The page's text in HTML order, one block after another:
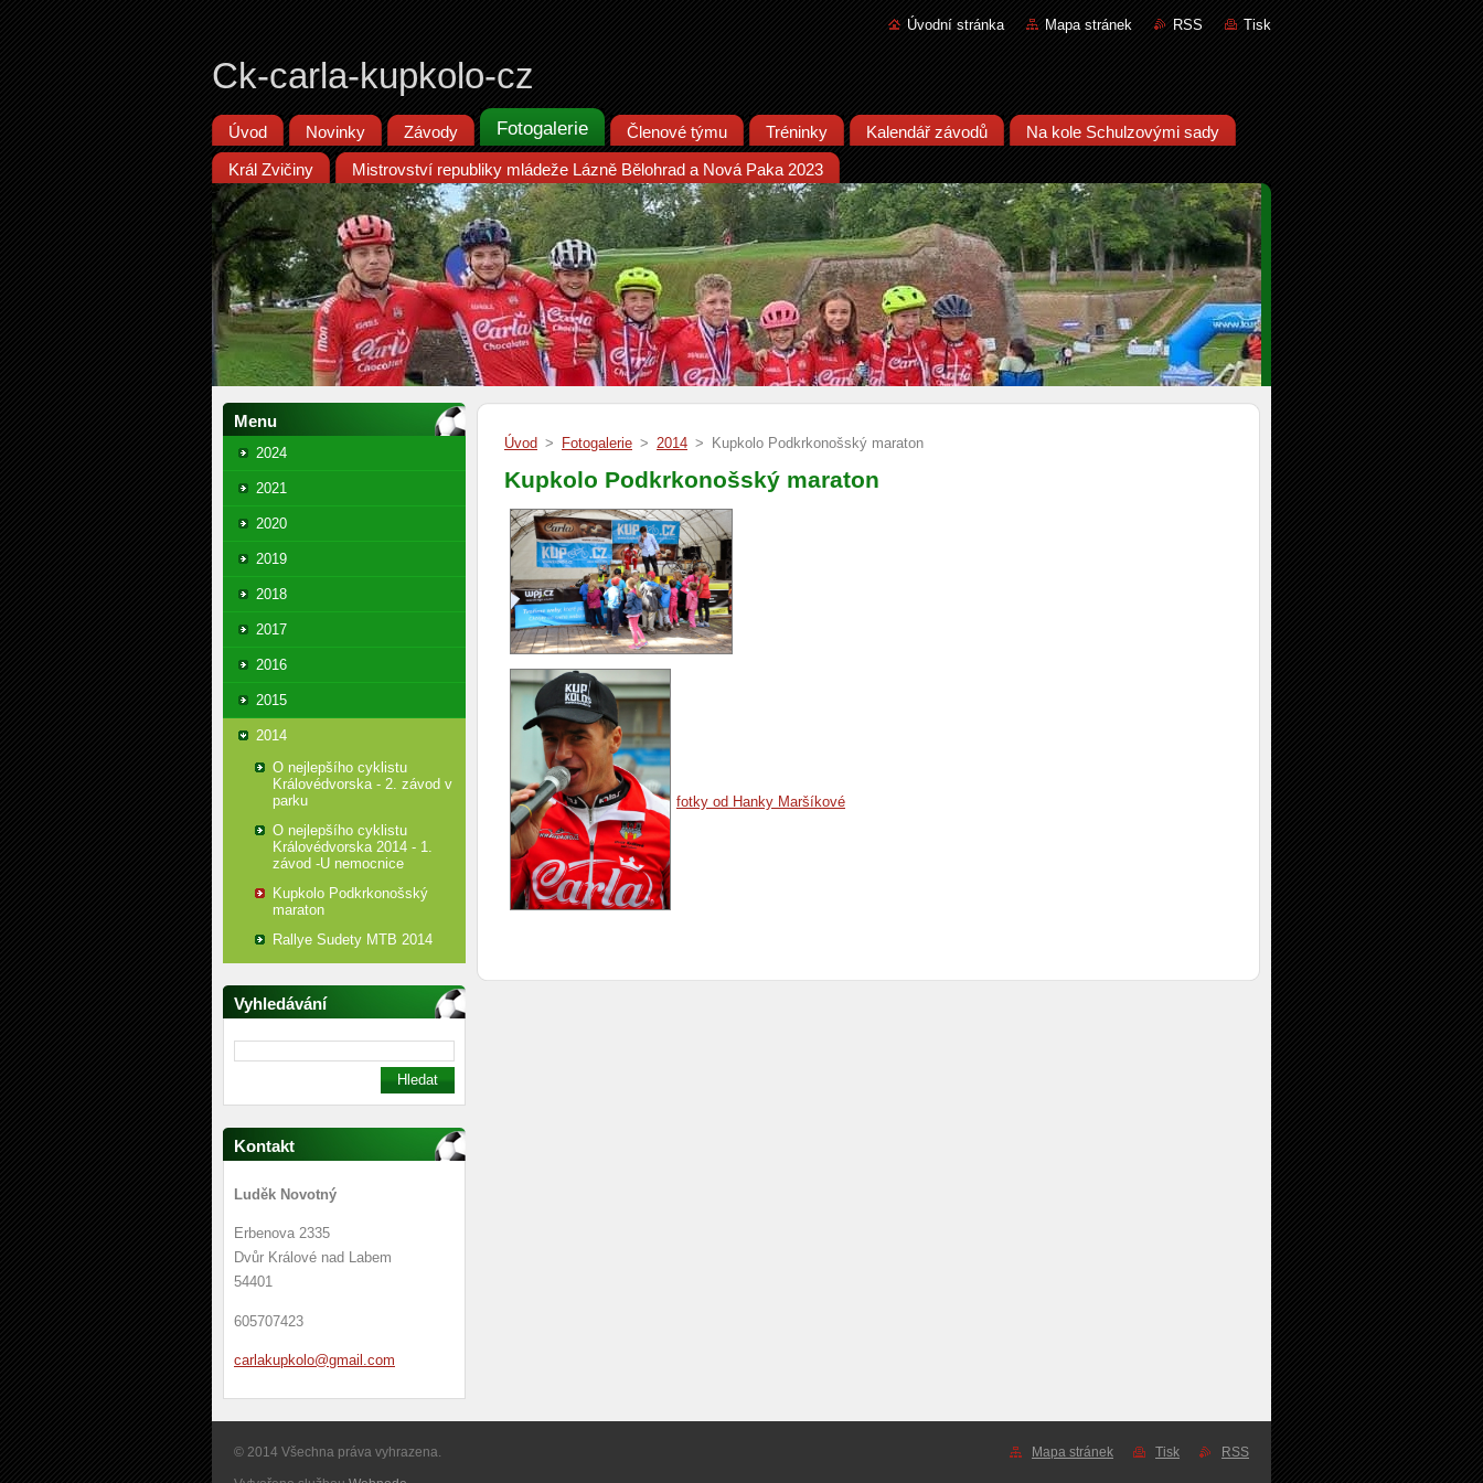
Úvodní stránka Mapa stránek RSS Tisk
Ck-carla-kupkolo-cz
Úvod Novinky Závody Fotogalerie Členové týmu Tréninky Kalendář závodů Na kole Schulzovými sady
Král Zvičiny Mistrovství republiky mládeže Lázně Bělohrad a Nová Paka 2023
Menu
2024
2021
2020
2019
2018
2017
2016
2015
2014
O nejlepšího cyklistu
Královédvorska - 2. závod v
parku
O nejlepšího cyklistu
Královédvorska 2014 - 1.
závod -U nemocnice
Kupkolo Podkrkonošský
maraton
Rallye Sudety MTB 2014
Vyhledávání
Kontakt
Luděk Novotný
Erbenova 2335
Dvůr Králové nad Labem
54401
605707423
carlakupkolo@gmail.com
Úvod > Fotogalerie > 2014 > Kupkolo Podkrkonošský maraton
Kupkolo Podkrkonošský maraton
fotky od Hanky Maršíkové
Mapa stránek Tisk RSS
© 2014 Všechna práva vyhrazena.